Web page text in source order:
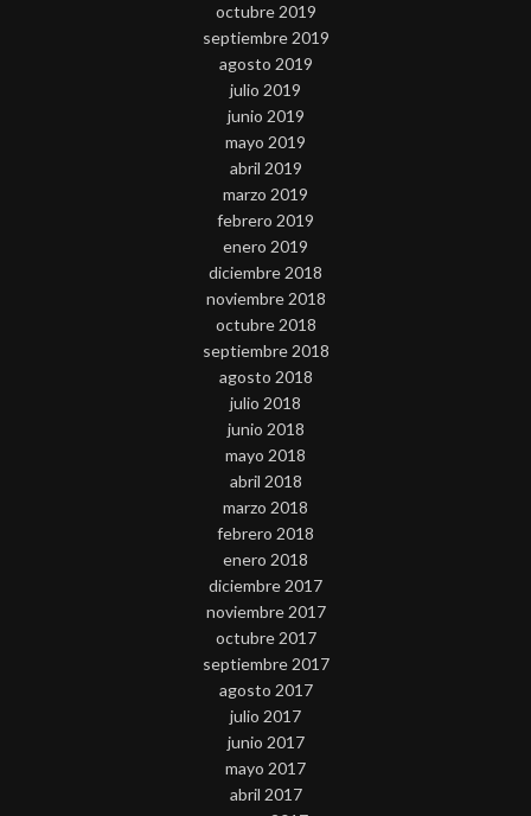
octubre 2019
septiembre 2019
agosto 2019
julio 2019
junio 2019
mayo 2019
abril 2019
marzo 2019
febrero 2019
enero 2019
diciembre 2018
noviembre 2018
octubre 2018
septiembre 2018
agosto 2018
julio 2018
junio 2018
mayo 2018
abril 2018
marzo 2018
febrero 2018
enero 2018
diciembre 2017
noviembre 2017
octubre 2017
septiembre 2017
agosto 2017
julio 2017
junio 2017
mayo 2017
abril 2017